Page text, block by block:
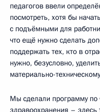
педагогов ввели
посмотреть, хотя бы
с подъёмными для
что ещё нужно сделать
поддержать тех, кто в
нужно, безусловно,
материально-
Мы сделали программу
здравоохранения –